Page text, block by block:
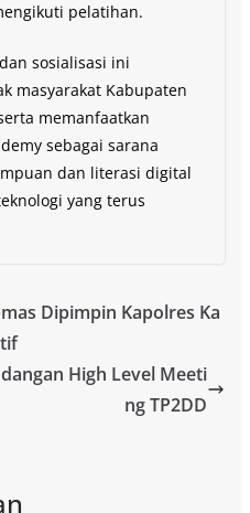
pelatihan.
sosialisasi ini
masyarakat Kabupaten
memanfaatkan
sebagai sarana
dan literasi digital
yang terus
Dipimpin Kapolres Ka
High Level Meeti
ng TP2DD